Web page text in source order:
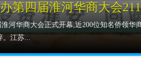
第四届淮河华商大会211
河华商大会正式开幕,近200位知名侨领华
江苏...